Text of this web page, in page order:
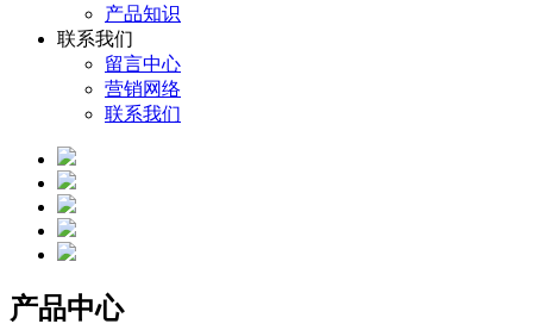
产品知识
联系我们
留言中心
营销网络
联系我们
产品中心